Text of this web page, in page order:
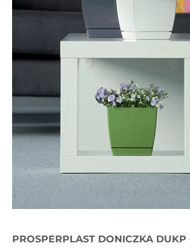
PROSPERPLAST DONICZKA DUKP